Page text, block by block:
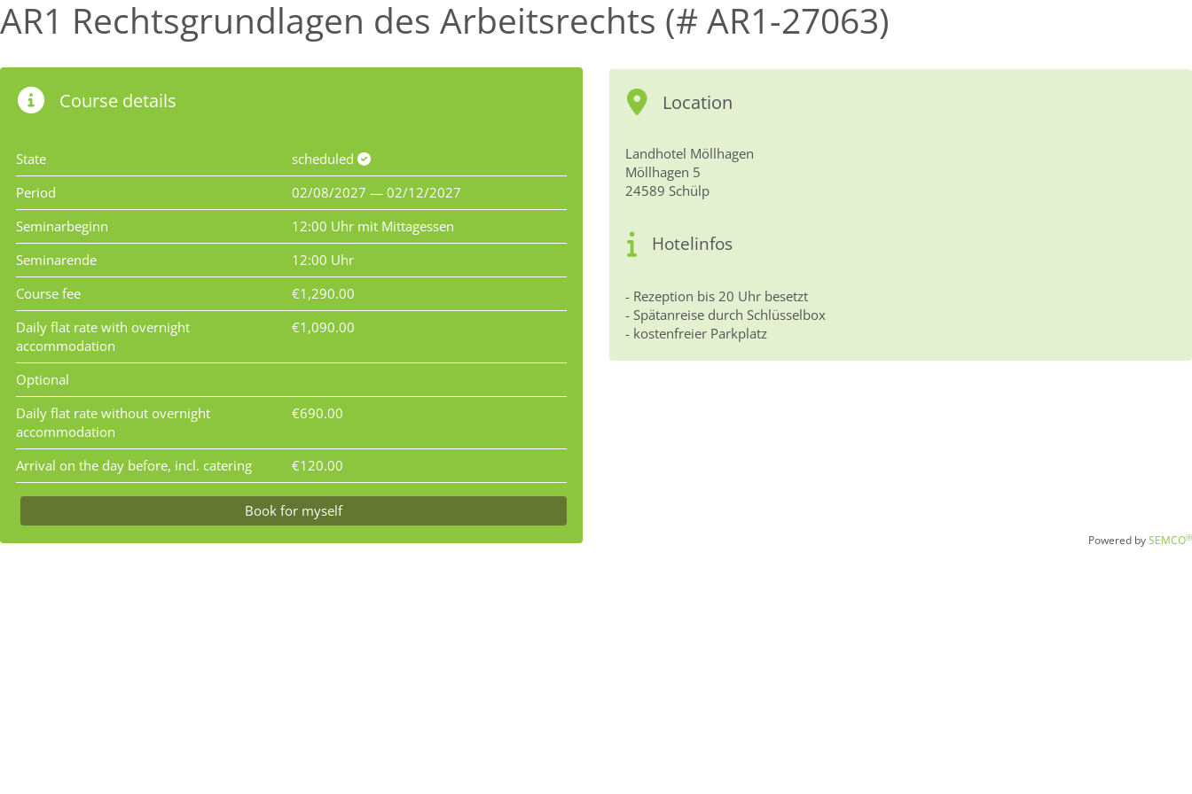
AR1 Rechtsgrundlagen des Arbeitsrechts (# AR1-27063)
Course details
State
scheduled
Period
02/08/2027 — 02/12/2027
Seminarbeginn
12:00 Uhr mit Mittagessen
Seminarende
12:00 Uhr
Course fee
€1,290.00
Daily flat rate with overnight
accommodation
€1,090.00
Optional
Daily flat rate without overnight
accommodation
€690.00
Arrival on the day before, incl. catering €120.00
Book for myself
Location
Landhotel Möllhagen
Möllhagen 5
24589 Schülp
Hotelinfos
- Rezeption bis 20 Uhr besetzt
- Spätanreise durch Schlüsselbox
- kostenfreier Parkplatz
Powered bySEMCO®